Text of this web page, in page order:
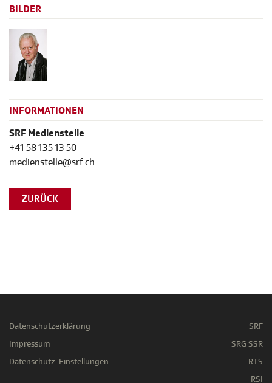
BILDER
INFORMATIONEN
SRF Medienstelle
+41 58 135 13 50
medienstelle@srf.ch
ZURÜCK
Datenschutzerklärung
Impressum
Datenschutz-Einstellungen
SRF
SRG SSR
RTS
RSI